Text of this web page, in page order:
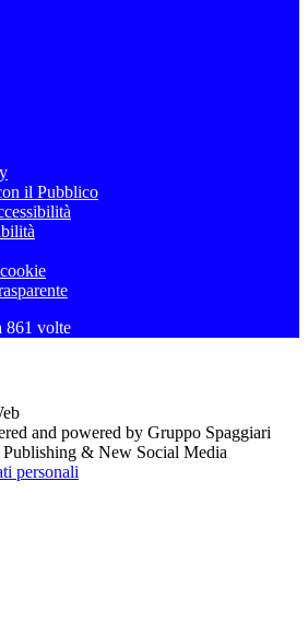
il Pubblico
861 volte
and powered by Gruppo Spaggiari
& New Social Media
personali